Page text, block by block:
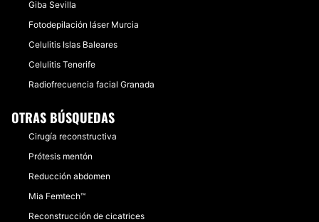
Giba Sevilla
Fotodepilación láser Murcia
Celulitis Islas Baleares
Celulitis Tenerife
Radiofrecuencia facial Granada
OTRAS BÚSQUEDAS
Cirugía reconstructiva
Prótesis mentón
Reducción abdomen
Mia Femtech™
Reconstrucción de cicatrices